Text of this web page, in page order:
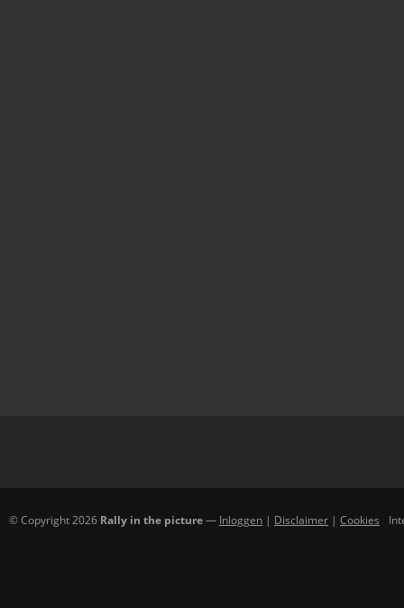
© Copyright 2026 Rally in the picture— Inloggen | Disclaimer | Cookies